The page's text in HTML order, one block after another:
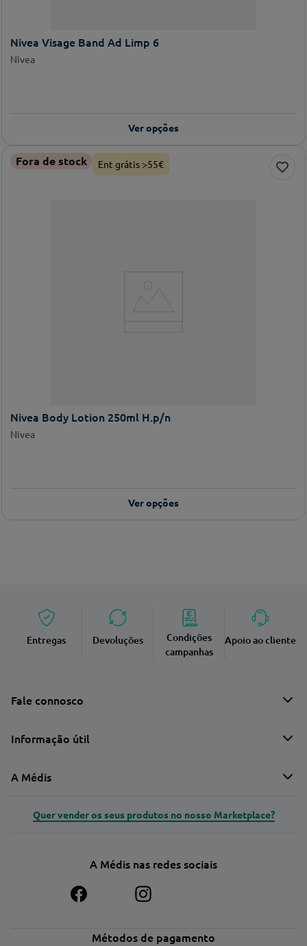
Nivea Visage Band Ad Limp 6
Nivea
Ver opções
Fora de stock Ent grátis >55€
Nivea Body Lotion 250ml H.p/n
Nivea
Ver opções
Entregas Devoluções
Condições
campanhas
Apoio ao cliente
Fale connosco
Informação útil
A Médis
Quer vender os seus produtos no nosso Marketplace?
A Médis nas redes sociais
Métodos de pagamento